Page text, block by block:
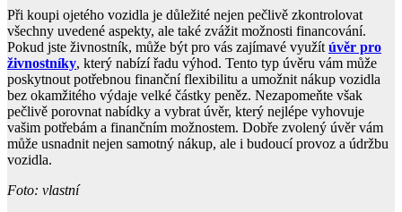
Při koupi ojetého vozidla je důležité nejen pečlivě zkontrolovat
všechny uvedené aspekty, ale také zvážit možnosti financování.
Pokud jste živnostník, může být pro vás zajímavé využítúvěr pro
živnostníky, který nabízí řadu výhod. Tento typ úvěru vám může
poskytnout potřebnou finanční flexibilitu a umožnit nákup vozidla
bez okamžitého výdaje velké částky peněz. Nezapomeňte však
pečlivě porovnat nabídky a vybrat úvěr, který nejlépe vyhovuje
vašim potřebám a finančním možnostem. Dobře zvolený úvěr vám
může usnadnit nejen samotný nákup, ale i budoucí provoz a údržbu
vozidla.
Foto: vlastní